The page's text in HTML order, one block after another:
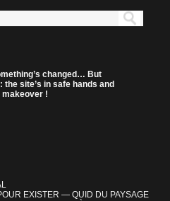
changed… But
the site’s in safe hands and
makeover !
EXISTER — QUID DU PAYSAGE